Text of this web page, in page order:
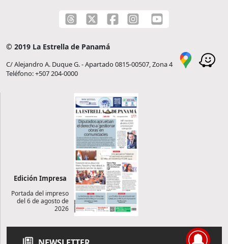
© 2019 La Estrella de Panamá
C/ Alejandro A. Duque G. - Apartado 0815-00507, Zona 4
Teléfono: +507 204-0000
Edición Impresa
Portada del impreso
del 6 de agosto de
2026